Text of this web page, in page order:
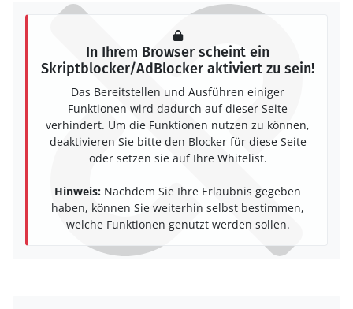
In Ihrem Browser scheint ein
Skriptblocker/AdBlocker aktiviert zu sein!
Das Bereitstellen und Ausführen einiger
Funktionen wird dadurch auf dieser Seite
verhindert. Um die Funktionen nutzen zu können,
deaktivieren Sie bitte den Blocker für diese Seite
oder setzen sie auf Ihre Whitelist.
Hinweis: Nachdem Sie Ihre Erlaubnis gegeben
haben, können Sie weiterhin selbst bestimmen,
welche Funktionen genutzt werden sollen.